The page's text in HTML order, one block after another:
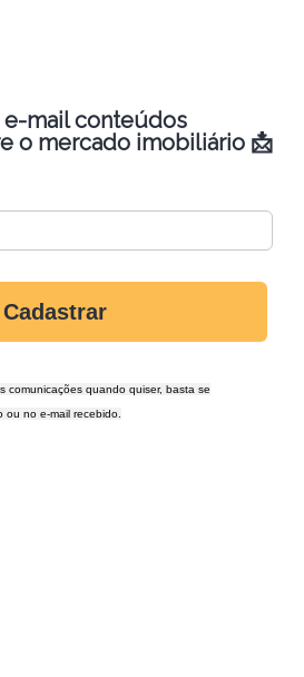
e-mail conteúdos
o mercado imobiliário 📩
Cadastrar
comunicações quando quiser, basta se
ou no e-mail recebido.